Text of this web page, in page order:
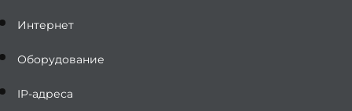
Интернет
Оборудование
IP-адреса